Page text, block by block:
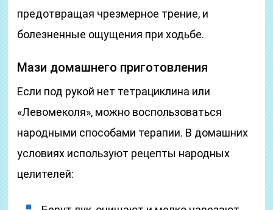
предотвращая чрезмерное трение, и
болезненные ощущения при ходьбе.
Мази домашнего приготовления
Если под рукой нет тетрациклина или
«Левомеколя», можно воспользоваться
народными способами терапии. В домашних
условиях используют рецепты народных
целителей: